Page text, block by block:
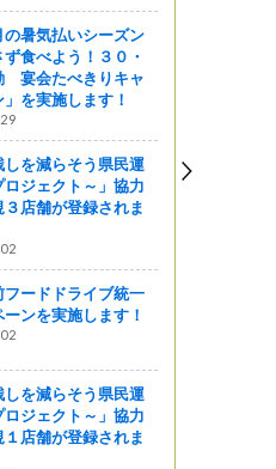
の暑気払いシーズン
ず食べよう！３０・
宴会たべきりキャ
を実施します！
しを減らそう県民運
ジェクト～」協力
３店舗が登録されま
フードドライブ統一
ンを実施します！
しを減らそう県民運
ジェクト～」協力
１店舗が登録されま